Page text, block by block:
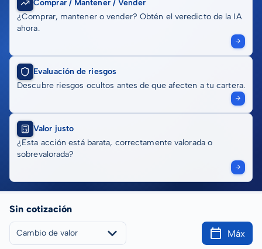
Comprar / Mantener / Vender
¿Comprar, mantener o vender? Obtén el veredicto de la IA
ahora.
Evaluación de riesgos
Descubre riesgos ocultos antes de que afecten a tu cartera.
Valor justo
¿Esta acción está barata, correctamente valorada o
sobrevalorada?
Sin cotización
Cambio de valor Máx